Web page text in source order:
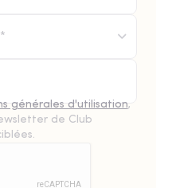
générales d'utilisation,
de Club